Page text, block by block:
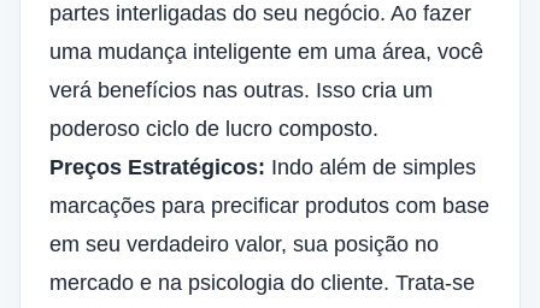
partes interligadas do seu negócio. Ao fazer
uma mudança inteligente em uma área, você
verá benefícios nas outras. Isso cria um
poderoso ciclo de lucro composto.
Preços Estratégicos: Indo além de simples
marcações para precificar produtos com base
em seu verdadeiro valor, sua posição no
mercado e na psicologia do cliente. Trata-se